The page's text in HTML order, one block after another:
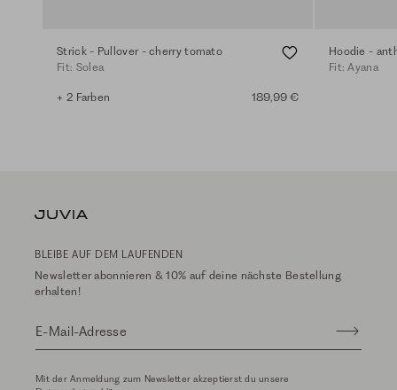
Strick - Pullover - cherry tomato
Fit: Solea
+ 2 Farben 189,99 €
Hoodie -
Fit: Ayana
BLEIBE AUF DEM LAUFENDEN
Newsletter abonnieren & 10% auf deine nächste Bestellung
erhalten!
E-Mail-Adresse
Mit der Anmeldung zum Newsletter akzeptierst du unsere